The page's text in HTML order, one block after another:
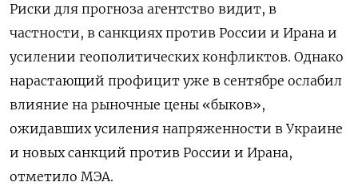
Риски для прогноза агентство видит, в
частности, в санкциях против России и Ирана и
усилении геополитических конфликтов. Однако
нарастающий профицит уже в сентябре ослабил
влияние на рыночные цены «быков»,
ожидавших усиления напряженности в Украине
и новых санкций против России и Ирана,
отметило МЭА.